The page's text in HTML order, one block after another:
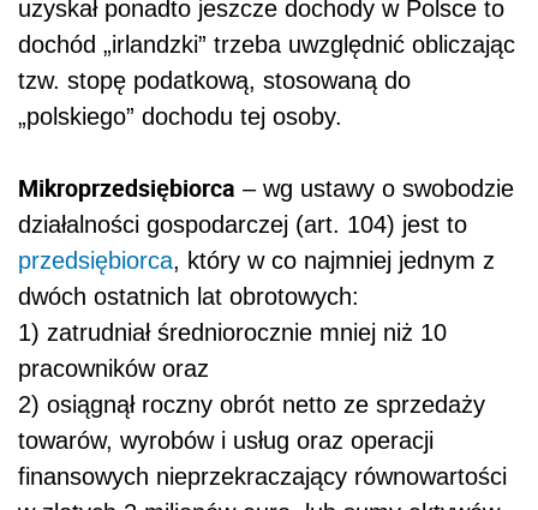
uzyskał ponadto jeszcze dochody w Polsce to
dochód „irlandzki” trzeba uwzględnić obliczając
tzw. stopę podatkową, stosowaną do
„polskiego” dochodu tej osoby.
Mikroprzedsiębiorca – wg ustawy o swobodzie
działalności gospodarczej (art. 104) jest to
przedsiębiorca, który w co najmniej jednym z
dwóch ostatnich lat obrotowych:
1) zatrudniał średniorocznie mniej niż 10
pracowników oraz
2) osiągnął roczny obrót netto ze sprzedaży
towarów, wyrobów i usług oraz operacji
finansowych nieprzekraczający równowartości